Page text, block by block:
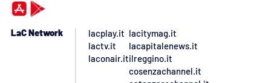
LaC Network
lacplay.it
lactv.it
laconair.it
lacitymag.it
lacapitalenews.it
ilreggino.it
cosenzachannel.it